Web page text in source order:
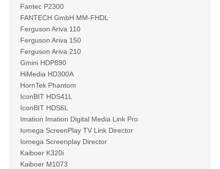
Fantec P2300
FANTECH GmbH MM-FHDL
Ferguson Ariva 110
Ferguson Ariva 150
Ferguson Ariva 210
Gmini HDP890
HiMedia HD300A
HornTek Phantom
IconBIT HDS41L
IconBIT HDS6L
Imation Imation Digital Media Link Pro
Iomega ScreenPlay TV Link Director
Iomega Screenplay Director
Kaiboer K320i
Kaiboer M1073